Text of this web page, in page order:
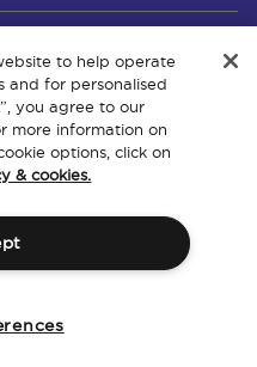
to help operate
and for personalised
you agree to our
more information on
options, click on
& cookies.